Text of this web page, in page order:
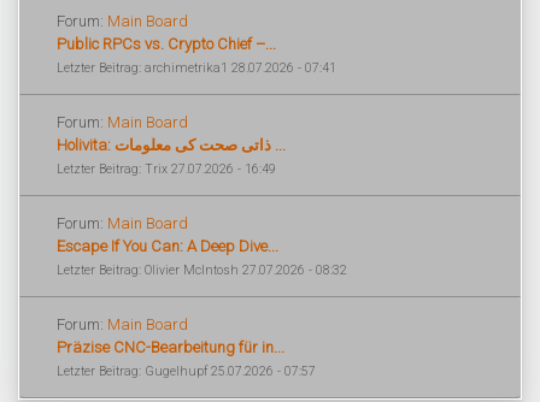
Forum: Main Board
Public RPCs vs. Crypto Chief –...
Letzter Beitrag: archimetrika1 28.07.2026 - 07:41
Forum: Main Board
Holivita: ذاتی صحت کی معلومات ...
Letzter Beitrag: Trix 27.07.2026 - 16:49
Forum: Main Board
Escape If You Can: A Deep Dive...
Letzter Beitrag: Olivier McIntosh 27.07.2026 - 08:32
Forum: Main Board
Präzise CNC-Bearbeitung für in...
Letzter Beitrag: Gugelhupf 25.07.2026 - 07:57